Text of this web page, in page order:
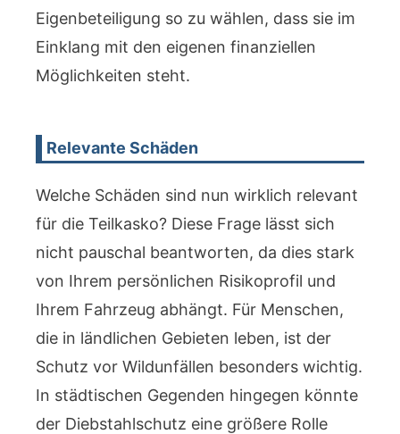
Eigenbeteiligung so zu wählen, dass sie im
Einklang mit den eigenen finanziellen
Möglichkeiten steht.
Relevante Schäden
Welche Schäden sind nun wirklich relevant
für die Teilkasko? Diese Frage lässt sich
nicht pauschal beantworten, da dies stark
von Ihrem persönlichen Risikoprofil und
Ihrem Fahrzeug abhängt. Für Menschen,
die in ländlichen Gebieten leben, ist der
Schutz vor Wildunfällen besonders wichtig.
In städtischen Gegenden hingegen könnte
der Diebstahlschutz eine größere Rolle